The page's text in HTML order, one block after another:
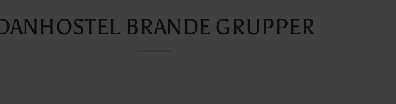
BRANDE GRUPPER